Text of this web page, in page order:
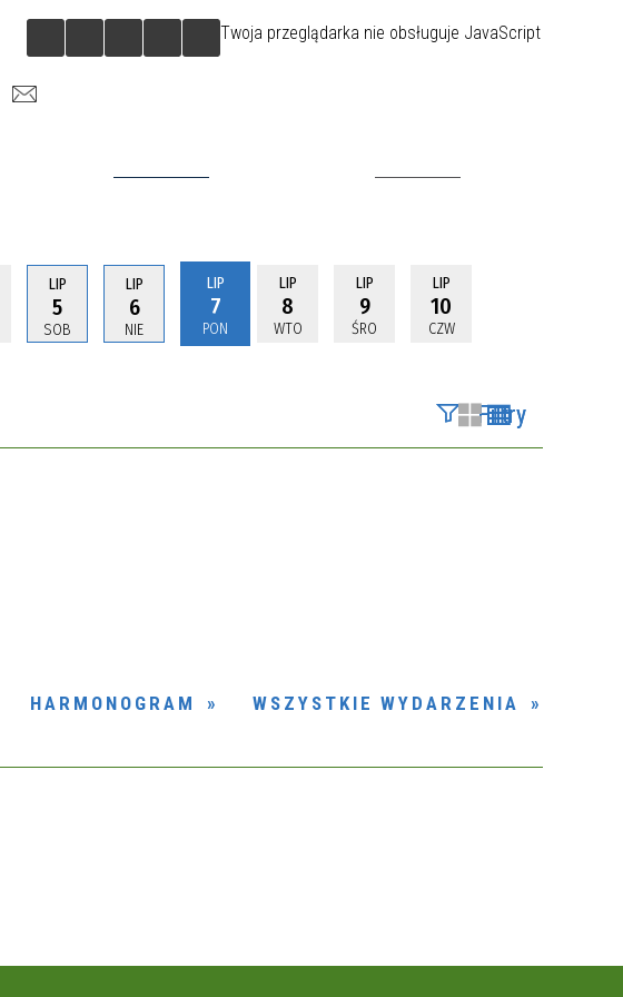
Twoja przeglądarka nie obsługuje JavaScript
LIP
5
SOB
LIP
6
NIE
LIP
7
PON
LIP
8
WTO
LIP
9
ŚRO
LIP
10
CZW
Filtry
Promowane
WSZYSTKIE WYDARZENIA
HARMONOGRAM